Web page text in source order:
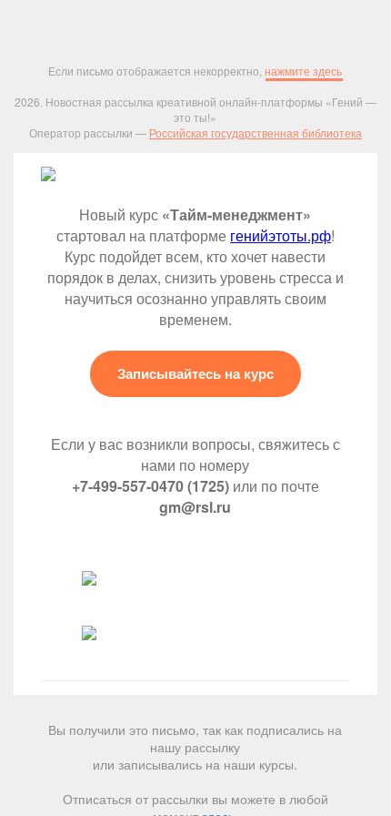
Если письмо отображается некорректно,нажмите здесь
2026. Новостная рассылка креативной онлайн-платформы «Гений —
это ты!»
Оператор рассылки — Российская государственная библиотека
Новый курс «Тайм-менеджмент»
стартовал на платформе генийэтоты.рф!
Курс подойдет всем, кто хочет навести
порядок в делах, снизить уровень стресса и
научиться осознанно управлять своим
временем.
Записывайтесь на курс
Если у вас возникли вопросы, свяжитесь с
нами по номеру
+7-499-557-0470 (1725) или по почте
gm@rsl.ru
Вы получили это письмо, так как подписались на
нашу рассылку
или записывались на наши курсы.
Отписаться от рассылки вы можете в любой